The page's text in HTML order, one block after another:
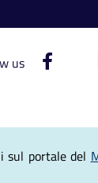
us
sul portale del